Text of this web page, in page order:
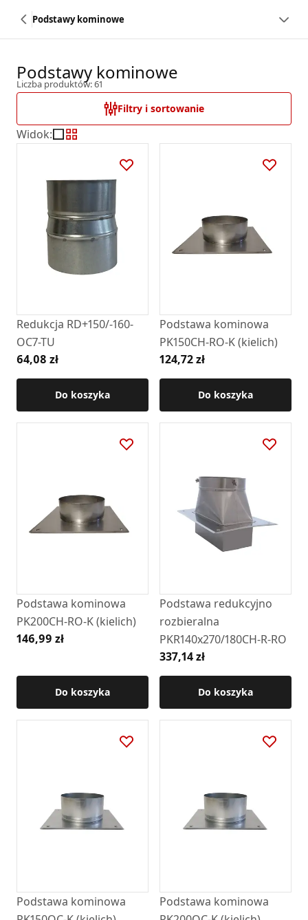
Podstawy kominowe
Podstawy kominowe
Liczba produktów: 61
Filtry i sortowanie
Widok:
Redukcja RD+150/-160-
OC7-TU
64,08 zł
Do koszyka
Podstawa kominowa
PK150CH-RO-K (kielich)
124,72 zł
Do koszyka
Podstawa kominowa
PK200CH-RO-K (kielich)
146,99 zł
Do koszyka
Podstawa redukcyjno
rozbieralna
PKR140x270/180CH-R-RO
337,14 zł
Do koszyka
Podstawa kominowa
Podstawa kominowa